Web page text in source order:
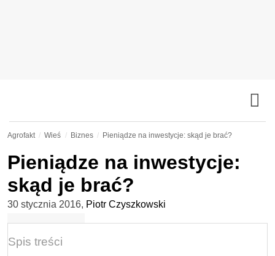
Agrofakt Wieś Biznes Pieniądze na inwestycje: skąd je brać?
Pieniądze na inwestycje:
skąd je brać?
30 stycznia 2016, Piotr Czyszkowski
Spis treści